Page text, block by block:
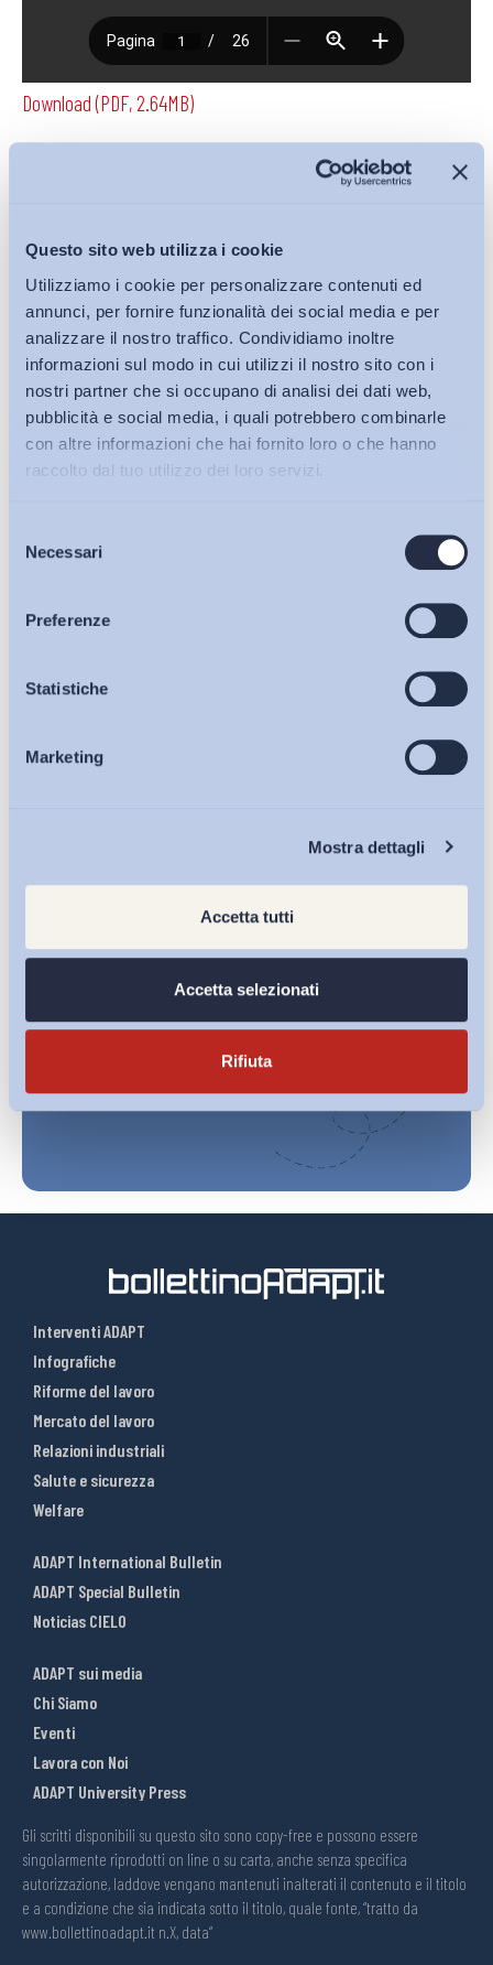
Questo sito web utilizza i cookie
Utilizziamo i cookie per personalizzare contenuti ed
annunci, per fornire funzionalità dei social media e per
analizzare il nostro traffico. Condividiamo inoltre
informazioni sul modo in cui utilizzi il nostro sito con i
nostri partner che si occupano di analisi dei dati web,
pubblicità e social media, i quali potrebbero combinarle
con altre informazioni che hai fornito loro o che hanno
raccolto dal tuo utilizzo dei loro servizi.
delNecessari
Preferenze
Statistiche
Marketing
Mostra dettagli
Accetta tutti
Accetta selezionati
Rifiuta
Bollettini ADAPT
Articoli
Osservatori
Eventi
Download (PDF, 2.64MB)
Iscriviti alla Newsletter
Ho letto e Accetto il trattamento dei dati personali descritti
Interventi ADAPT
Infografiche
Riforme del lavoro
Mercato del lavoro
Relazioni industriali
Salute e sicurezza
Welfare
ADAPT International Bulletin
ADAPT Special Bulletin
Noticias CIELO
ADAPT sui media
Chi Siamo
Eventi
Lavora con Noi
ADAPT University Press
Gli scritti disponibili su questo sito sono copy-free e possono essere
singolarmente riprodotti on line o su carta, anche senza specifica
autorizzazione, laddove vengano mantenuti inalterati il contenuto e il titolo
e a condizione che sia indicata sotto il titolo, quale fonte, “tratto da
www.bollettinoadapt.it n.X, data“